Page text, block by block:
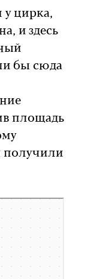
у цирка,
и здесь
бы сюда
площадь
получили